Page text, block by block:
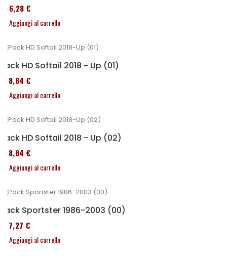
246,28 €
Aggiungi al carrello
Pack HD Softail 2018 - Up (01)
338,84 €
Aggiungi al carrello
Pack HD Softail 2018 - Up (02)
338,84 €
Aggiungi al carrello
Pack Sportster 1986-2003 (00)
227,27 €
Aggiungi al carrello